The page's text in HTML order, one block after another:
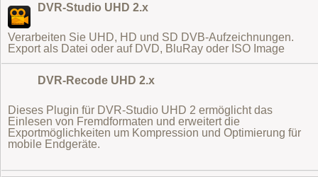
DVR-Studio UHD 2.x
Verarbeiten Sie UHD, HD und SD DVB-Aufzeichnungen.
Export als Datei oder auf DVD, BluRay oder ISO Image
DVR-Recode UHD 2.x
Dieses Plugin für DVR-Studio UHD 2 ermöglicht das
Einlesen von Fremdformaten und erweitert die
Exportmöglichkeiten um Kompression und Optimierung für
mobile Endgeräte.